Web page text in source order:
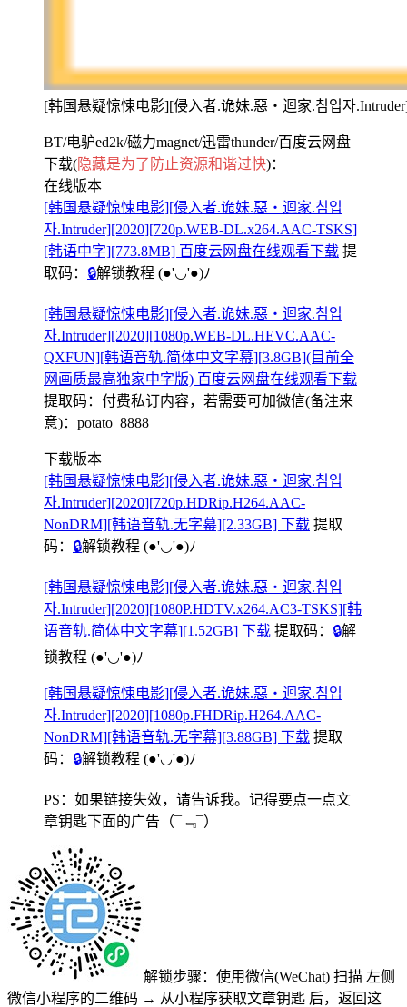
[韩国悬疑惊悚电影][侵入者.诡妹.惡‧迴家.침입자
BT/电驴ed2k/磁力magnet/迅雷thunder/百度云网盘
下载(隐藏是为了防止资源和谐过快)：
在线版本
[韩国悬疑惊悚电影][侵入者.诡妹.惡‧迴家.침입
자.Intruder][2020][720p.WEB-DL.x264.AAC-TSKS]
[韩语中字][773.8MB] 百度云网盘在线观看下载 提
取码： 🔒解锁教程 (●'◡'●)ﾉ
[韩国悬疑惊悚电影][侵入者.诡妹.惡‧迴家.침입
자.Intruder][2020][1080p.WEB-DL.HEVC.AAC-
QXFUN][韩语音轨.简体中文字幕][3.8GB](目前全
网画质最高独家中字版) 百度云网盘在线观看下载
提取码： 付费私订内容，若需要可加微信(备注来
意)：potato_8888
下载版本
[韩国悬疑惊悚电影][侵入者.诡妹.惡‧迴家.침입
자.Intruder][2020][720p.HDRip.H264.AAC-
NonDRM][韩语音轨.无字幕][2.33GB] 下载 提取
码： 🔒解锁教程 (●'◡'●)ﾉ
[韩国悬疑惊悚电影][侵入者.诡妹.惡‧迴家.침입
자.Intruder][2020][1080P.HDTV.x264.AC3-TSKS][韩
语音轨.简体中文字幕][1.52GB] 下载 提取码： 🔒解
锁教程 (●'◡'●)ﾉ
[韩国悬疑惊悚电影][侵入者.诡妹.惡‧迴家.침입
자.Intruder][2020][1080p.FHDRip.H264.AAC-
NonDRM][韩语音轨.无字幕][3.88GB] 下载 提取
码： 🔒解锁教程 (●'◡'●)ﾉ
PS：如果链接失效，请告诉我。记得要点一点文
章钥匙下面的广告 （¯﹃¯）
解锁步骤：使用微信(WeChat) 扫描 左侧
微信小程序的二维码 → 从小程序获取文章钥匙 后，返回这